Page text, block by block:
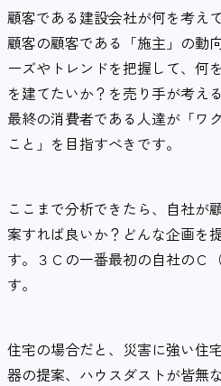
顧客である建設会社が何を考え
顧客の顧客である「施主」の動
ーズやトレンドを把握して、何
を建てたいか？を売り手が考え
最終の消費者である人達が「ワ
こと」を目指すべきです。
ここまで分析できたら、自社が
案すれば良いか？どんな企画を
す。３Ｃの一番最初の自社のＣ
す。
住宅の場合だと、災害に強い住
器の提案、ハウスダストが皆無